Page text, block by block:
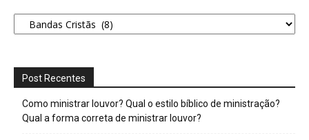
Categorias
Post Recentes
Como ministrar louvor? Qual o estilo bíblico de ministração?
Qual a forma correta de ministrar louvor?